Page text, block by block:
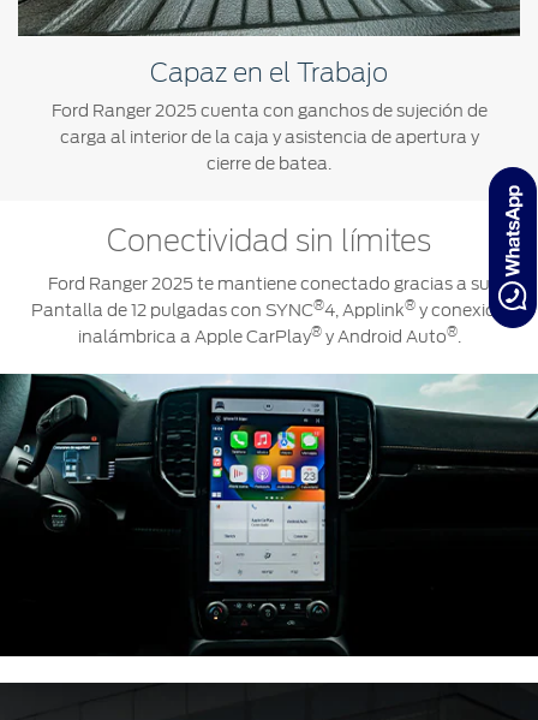
Capaz en el Trabajo
Ford Ranger 2025 cuenta con ganchos de sujeción de
carga al interior de la caja y asistencia de apertura y
cierre de batea.
Conectividad sin límites
Ford Ranger 2025 te mantiene conectado gracias a su
Pantalla de 12 pulgadas con SYNC®4, Applink® y conexión
inalámbrica a Apple CarPlay®y Android Auto®.